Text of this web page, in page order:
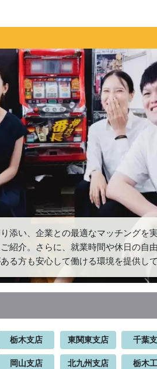
添い、企業との最適なマッチングを
紹介。さらに、就業時間や休日の自
る方も安心して働ける環境を提供し
栃木支店 東関東支店 千葉
岡山支店 北九州支店 栃木